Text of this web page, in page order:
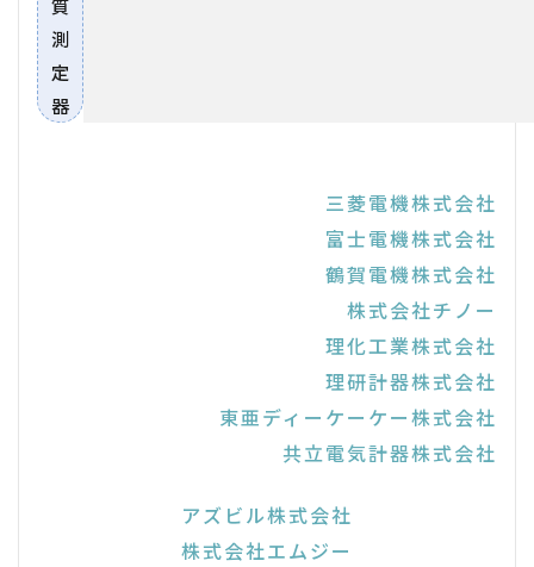
測
定
器
三菱電機株式会社
富士電機株式会社
鶴賀電機株式会社
株式会社チノー
理化工業株式会社
理研計器株式会社
東亜ディーケーケー株式会社
共立電気計器株式会社
アズビル株式会社
株式会社エムジー